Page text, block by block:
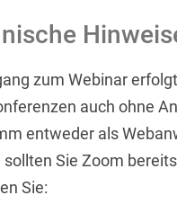
zum Webinar
auch ohne
entweder als
sollten Sie Zoom
Sie: